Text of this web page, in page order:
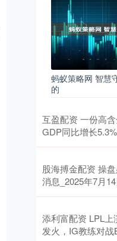
蚂蚁策略网 智慧
的
互盈配资 一份高
GDP同比增长5.3%
股海搏金配资 操
消息_2025年7月
添利富配资 LPL
发火，IG教练对战